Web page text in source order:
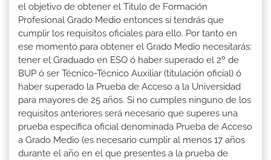
el objetivo de obtener el Titulo de Formación
Profesional Grado Medio entonces sí tendrás que
cumplir los requisitos oficiales para ello. Por tanto en
ese momento para obtener el Grado Medio necesitarás:
tener el Graduado en ESO ó haber superado el 2º de
BUP ó ser Técnico-Técnico Auxiliar (titulación oficial) ó
haber superado la Prueba de Acceso a la Universidad
para mayores de 25 años. Si no cumples ninguno de los
requisitos anteriores será necesario que superes una
prueba específica oficial denominada Prueba de Acceso
a Grado Medio (es necesario cumplir al menos 17 años
durante el año en el que presentes a la prueba de